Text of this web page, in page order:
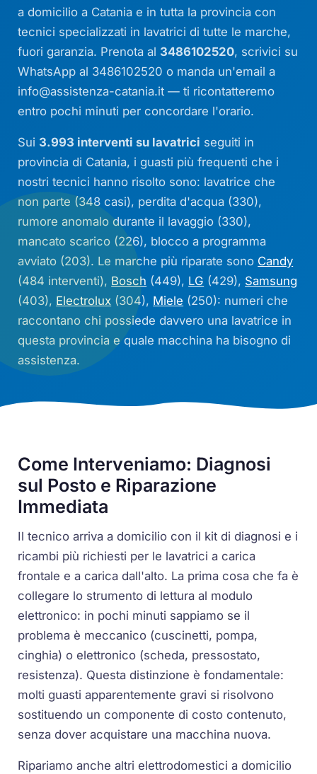
a domicilio a Catania e in tutta la provincia con
tecnici specializzati in lavatrici di tutte le marche,
fuori garanzia. Prenota al 3486102520, scrivici su
WhatsApp al 3486102520 o manda un'email a
info@assistenza-catania.it — ti ricontatteremo
entro pochi minuti per concordare l'orario.
Sui 3.993 interventi su lavatrici seguiti in
provincia di Catania, i guasti più frequenti che i
nostri tecnici hanno risolto sono: lavatrice che
non parte (348 casi), perdita d'acqua (330),
rumore anomalo durante il lavaggio (330),
mancato scarico (226), blocco a programma
avviato (203). Le marche più riparate sono Candy
(484 interventi), Bosch (449), LG (429), Samsung
(403), Electrolux (304), Miele (250): numeri che
raccontano chi possiede davvero una lavatrice in
questa provincia e quale macchina ha bisogno di
assistenza.
Come Interveniamo: Diagnosi
sul Posto e Riparazione
Immediata
Il tecnico arriva a domicilio con il kit di diagnosi e i
ricambi più richiesti per le lavatrici a carica
frontale e a carica dall'alto. La prima cosa che fa è
collegare lo strumento di lettura al modulo
elettronico: in pochi minuti sappiamo se il
problema è meccanico (cuscinetti, pompa,
cinghia) o elettronico (scheda, pressostato,
resistenza). Questa distinzione è fondamentale:
molti guasti apparentemente gravi si risolvono
sostituendo un componente di costo contenuto,
senza dover acquistare una macchina nuova.
Ripariamo anche altri elettrodomestici a domicilio